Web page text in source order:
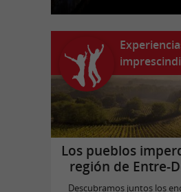
Los pueblos
región de Entre-
Descubramos juntos los